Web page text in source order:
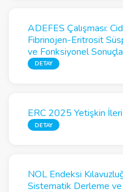
ADEFES Çalışması:
Fibrinojen-Eritrosit
ve Fonksiyonel
DETAY
ERC 2025 Yetişkin
DETAY
NOL Endeksi
Sistematik Derleme